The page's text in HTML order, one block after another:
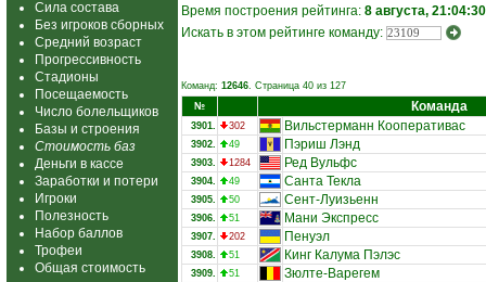
Сила состава
Без игроков сборных
Средний возраст
Прогрессивность
Стадионы
Посещаемость
Число болельщиков
Базы и строения
Стоимость баз
Деньги в кассе
Заработки и потери
Игроки
Полезность
Набор баллов
Трофеи
Общая стоимость
Время построения рейтинга: 8 августа, 21:04:30
Искать в этом рейтинге команду:
Команд: 12646. Страница 40 из 127
№
Команда
3901. 302 Вильстерманн Кооперативас
3902. 49 Пэриш Лэнд
3903. 1284 Ред Вульфс
3904. 49 Санта Текла
3905. 50 Сент-Луизьенн
3906. 51 Мани Экспресс
3907. 202 Пенуэл
3908. 51 Кинг Калума Пэлэс
3909. 51 Зюлте-Варегем